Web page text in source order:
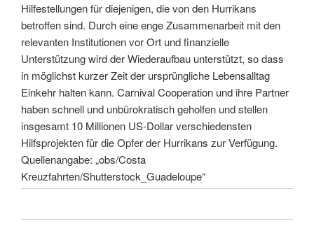
Hilfestellungen für diejenigen, die von den Hurrikans
betroffen sind. Durch eine enge Zusammenarbeit mit den
relevanten Institutionen vor Ort und finanzielle
Unterstützung wird der Wiederaufbau unterstützt, so dass
in möglichst kurzer Zeit der ursprüngliche Lebensalltag
Einkehr halten kann. Carnival Cooperation und ihre Partner
haben schnell und unbürokratisch geholfen und stellen
insgesamt 10 Millionen US-Dollar verschiedensten
Hilfsprojekten für die Opfer der Hurrikans zur Verfügung.
Quellenangabe: „obs/Costa
Kreuzfahrten/Shutterstock_Guadeloupe“